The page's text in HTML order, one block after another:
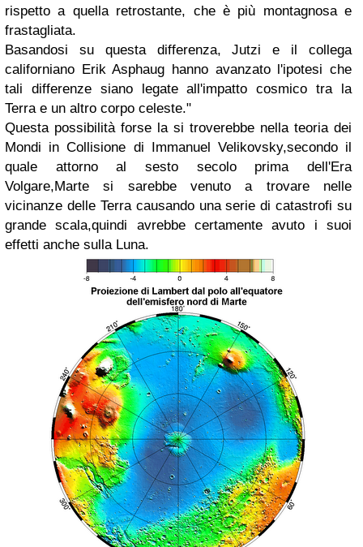
rispetto a quella retrostante, che è più montagnosa e
frastagliata.
Basandosi su questa differenza, Jutzi e il collega
californiano Erik Asphaug hanno avanzato l'ipotesi che
tali differenze siano legate all'impatto cosmico tra la
Terra e un altro corpo celeste."
Questa possibilità forse la si troverebbe nella teoria dei
Mondi in Collisione di Immanuel Velikovsky,secondo il
quale attorno al sesto secolo prima dell'Era
Volgare,Marte si sarebbe venuto a trovare nelle
vicinanze delle Terra causando una serie di catastrofi su
grande scala,quindi avrebbe certamente avuto i suoi
effetti anche sulla Luna.